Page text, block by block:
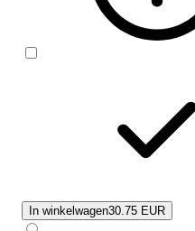
In winkelwagen30.75 EUR